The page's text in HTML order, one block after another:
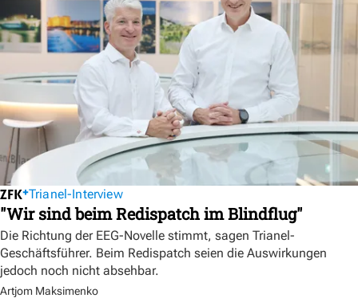
Trianel-Interview
"Wir sind beim Redispatch im Blindflug"
Die Richtung der EEG-Novelle stimmt, sagen Trianel-
Geschäftsführer. Beim Redispatch seien die Auswirkungen
jedoch noch nicht absehbar.
Artjom Maksimenko